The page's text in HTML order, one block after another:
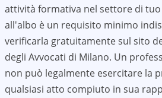
attività formativa nel settore di
all'albo è un requisito minimo
verificarla gratuitamente sul sito
degli Avvocati di Milano. Un
non può legalmente esercitare la
qualsiasi atto compiuto in sua